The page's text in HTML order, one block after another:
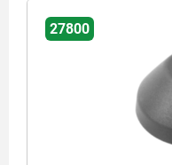
27800